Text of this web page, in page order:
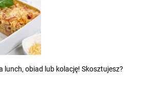
lunch, obiad lub kolację! Skosztujesz?